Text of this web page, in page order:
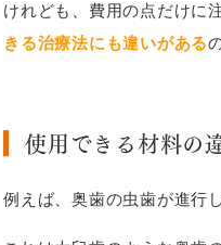
けれども、費用の点だけに
きる治療法にも違いがある
使用できる材料の
例えば、奥歯の虫歯が進行